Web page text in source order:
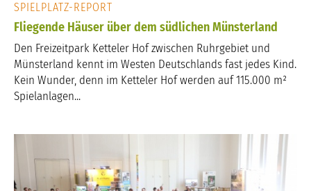
SPIELPLATZ-REPORT
Fliegende Häuser über dem südlichen Münsterland
Den Freizeitpark Ketteler Hof zwischen Ruhrgebiet und
Münsterland kennt im Westen Deutschlands fast jedes Kind.
Kein Wunder, denn im Ketteler Hof werden auf 115.000 m²
Spielanlagen...